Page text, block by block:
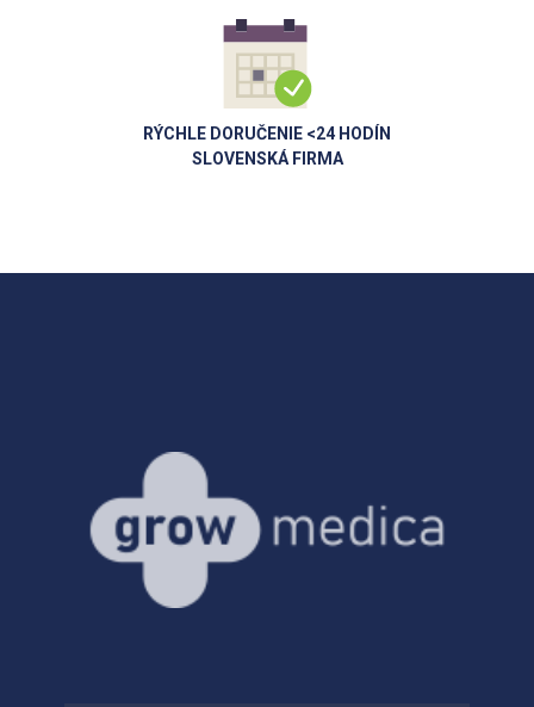
RÝCHLE DORUČENIE <24 HODÍN
SLOVENSKÁ FIRMA